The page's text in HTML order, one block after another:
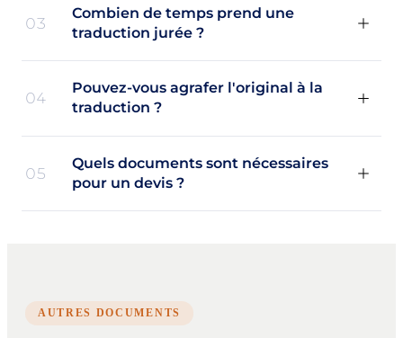
03
Combien de temps prend une
traduction jurée ?
04
Pouvez-vous agrafer l'original à la
traduction ?
05
Quels documents sont nécessaires
pour un devis ?
AUTRES DOCUMENTS